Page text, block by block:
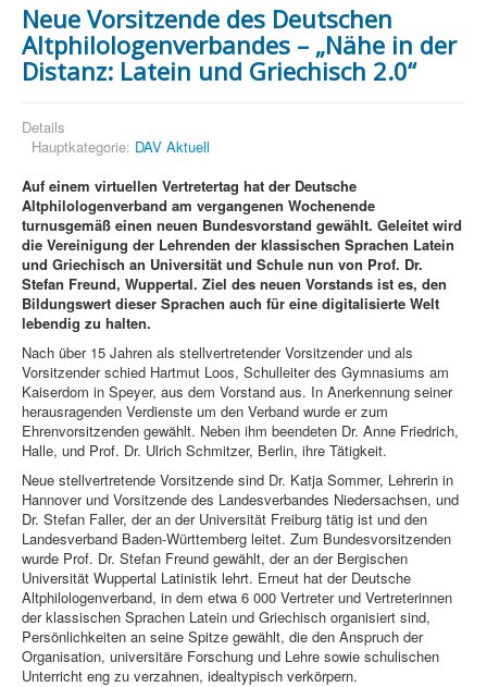
Neue Vorsitzende des Deutschen
Altphilologenverbandes – „Nähe in der
Distanz: Latein und Griechisch 2.0“
Details
Hauptkategorie: DAV Aktuell
Auf einem virtuellen Vertretertag hat der Deutsche
Altphilologenverband am vergangenen Wochenende
turnusgemäß einen neuen Bundesvorstand gewählt. Geleitet wird
die Vereinigung der Lehrenden der klassischen Sprachen Latein
und Griechisch an Universität und Schule nun von Prof. Dr.
Stefan Freund, Wuppertal. Ziel des neuen Vorstands ist es, den
Bildungswert dieser Sprachen auch für eine digitalisierte Welt
lebendig zu halten.
Nach über 15 Jahren als stellvertretender Vorsitzender und als
Vorsitzender schied Hartmut Loos, Schulleiter des Gymnasiums am
Kaiserdom in Speyer, aus dem Vorstand aus. In Anerkennung seiner
herausragenden Verdienste um den Verband wurde er zum
Ehrenvorsitzenden gewählt. Neben ihm beendeten Dr. Anne Friedrich,
Halle, und Prof. Dr. Ulrich Schmitzer, Berlin, ihre Tätigkeit.
Neue stellvertretende Vorsitzende sind Dr. Katja Sommer, Lehrerin in
Hannover und Vorsitzende des Landesverbandes Niedersachsen, und
Dr. Stefan Faller, der an der Universität Freiburg tätig ist und den
Landesverband Baden-Württemberg leitet. Zum Bundesvorsitzenden
wurde Prof. Dr. Stefan Freund gewählt, der an der Bergischen
Universität Wuppertal Latinistik lehrt. Erneut hat der Deutsche
Altphilologenverband, in dem etwa 6 000 Vertreter und Vertreterinnen
der klassischen Sprachen Latein und Griechisch organisiert sind,
Persönlichkeiten an seine Spitze gewählt, die den Anspruch der
Organisation, universitäre Forschung und Lehre sowie schulischen
Unterricht eng zu verzahnen, idealtypisch verkörpern.